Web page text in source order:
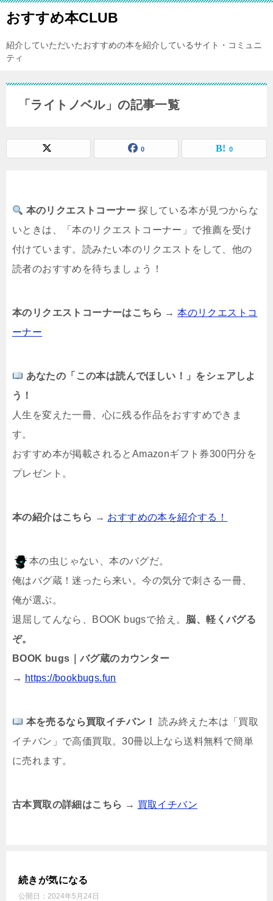
おすすめ本CLUB
紹介していただいたおすすめの本を紹介しているサイト・コミュニ
ティ
「ライトノベル」の記事一覧
0 0
本のリクエストコーナー 探している本が見つからな
いときは、「本のリクエストコーナー」で推薦を受け
付けています。読みたい本のリクエストをして、他の
読者のおすすめを待ちましょう！
本のリクエストコーナーはこちら →本のリクエストコ
ーナー
あなたの「この本は読んでほしい！」をシェアしよ
う！
人生を変えた一冊、心に残る作品をおすすめできま
す。
おすすめ本が掲載されるとAmazonギフト券300円分を
プレゼント。
本の紹介はこちら → おすすめの本を紹介する！
本の虫じゃない、本のバグだ。
俺はバグ蔵！迷ったら来い。今の気分で刺さる一冊、
俺が選ぶ。
退屈してんなら、BOOK bugsで拾え。 脳、軽くバグる
ぞ。
BOOK bugs｜バグ蔵のカウンター
→ https://bookbugs.fun
本を売るなら買取イチバン！
読み終えた本は「買取
イチバン」で高価買取。30冊以上なら送料無料で簡単
に売れます。
古本買取の詳細はこちら → 買取イチバン
続きが気になる
公開日： 2024年5月24日